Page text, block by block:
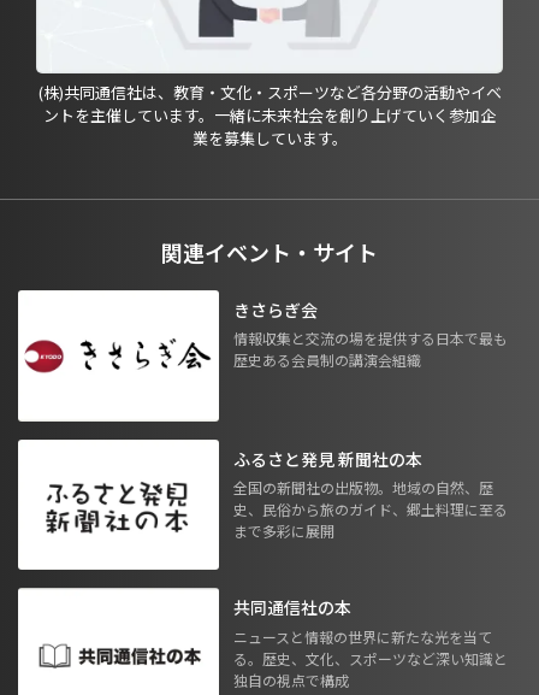
(株)共同通信社は、教育・文化・スポーツなど各分野の活動やイベ
ントを主催しています。一緒に未来社会を創り上げていく参加企
業を募集しています。
関連イベント・サイト
きさらぎ会
情報収集と交流の場を提供する日本で最も
歴史ある会員制の講演会組織
ふるさと発見 新聞社の本
全国の新聞社の出版物。地域の自然、歴
史、民俗から旅のガイド、郷土料理に至る
まで多彩に展開
共同通信社の本
ニュースと情報の世界に新たな光を当て
る。歴史、文化、スポーツなど深い知識と
独自の視点で構成